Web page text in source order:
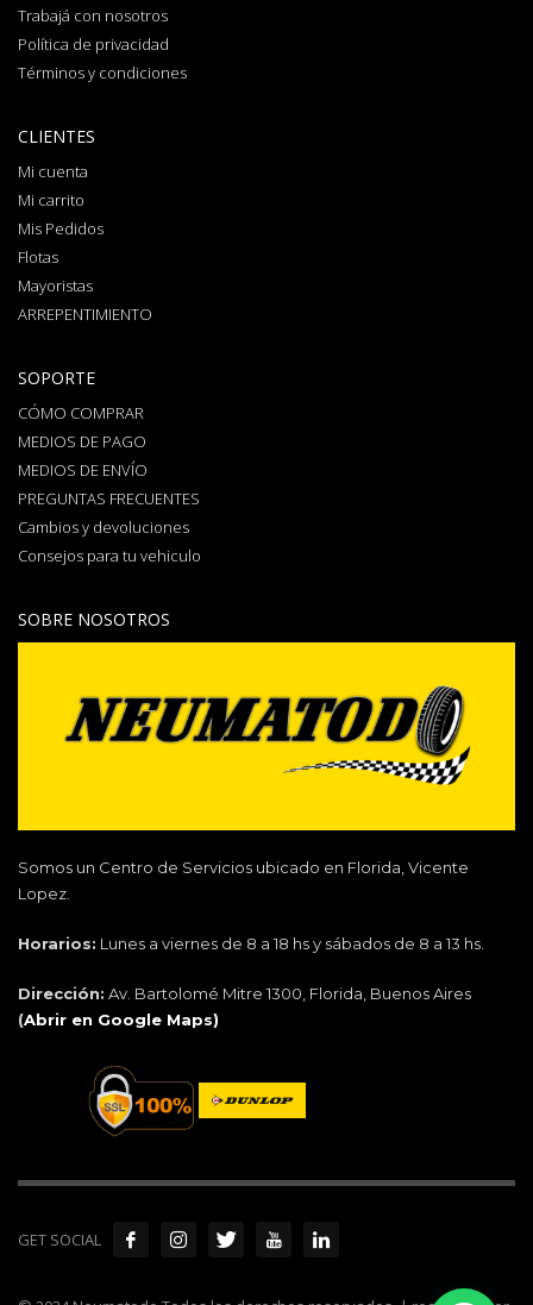
Trabajá con nosotros
Política de privacidad
Términos y condiciones
CLIENTES
Mi cuenta
Mi carrito
Mis Pedidos
Flotas
Mayoristas
ARREPENTIMIENTO
SOPORTE
CÓMO COMPRAR
MEDIOS DE PAGO
MEDIOS DE ENVÍO
PREGUNTAS FRECUENTES
Cambios y devoluciones
Consejos para tu vehiculo
SOBRE NOSOTROS
Somos un Centro de Servicios ubicado en Florida, Vicente
Lopez.
Horarios: Lunes a viernes de 8 a 18 hs y sábados de 8 a 13 hs.
Dirección: Av. Bartolomé Mitre 1300, Florida, Buenos Aires
(Abrir en Google Maps)
GET SOCIAL